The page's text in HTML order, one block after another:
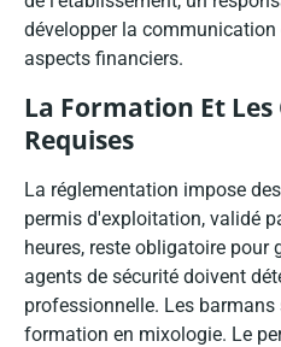
développer la
aspects financiers.
La Formation Et
Requises
La réglementation impose
permis d'exploitation, validé
heures, reste obligatoire pour
agents de sécurité doivent
professionnelle. Les
formation en mixologie. Le